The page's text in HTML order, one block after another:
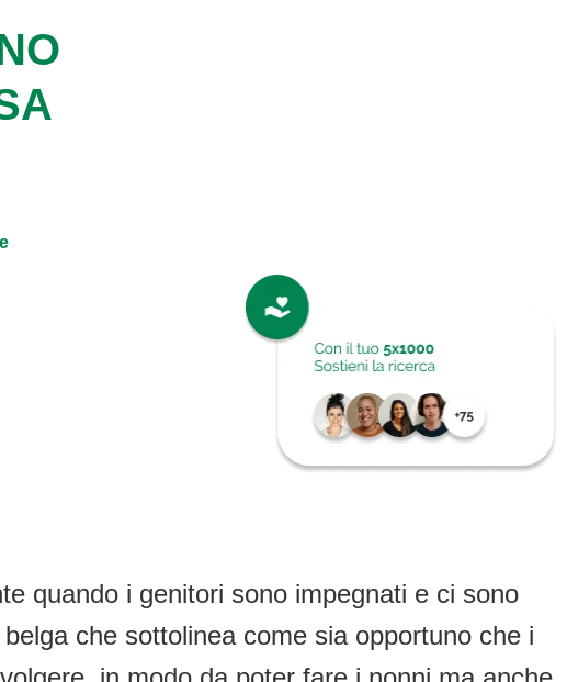
quando i genitori sono impegnati e ci sono
che sottolinea come sia opportuno che i